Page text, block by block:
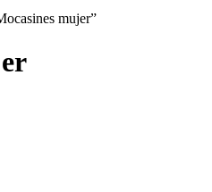
mujer”